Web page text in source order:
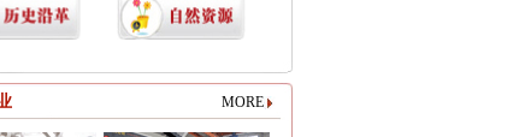
MORE